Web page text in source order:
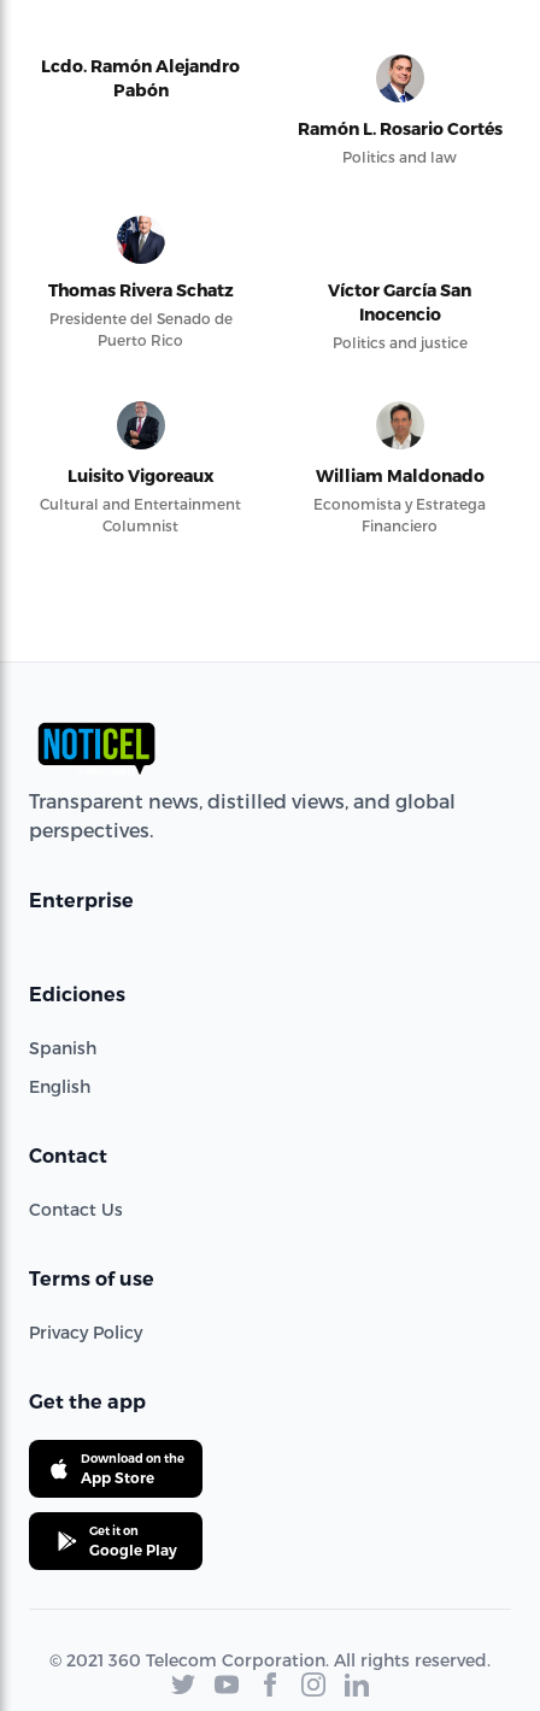
Lcdo. Ramón Alejandro
Pabón
Ramón L. Rosario Cortés
Politics and law
Thomas Rivera Schatz
Presidente del Senado de
Puerto Rico
Víctor García San
Inocencio
Politics and justice
Luisito Vigoreaux
Cultural and Entertainment
Columnist
William Maldonado
Economista y Estratega
Financiero
Transparent news, distilled views, and global
perspectives.
Enterprise
Ediciones
Spanish
English
Contact
Contact Us
Terms of use
Privacy Policy
Get the app
Download on the
App Store
Get it on
Google Play
© 2021 360 Telecom Corporation. All rights reserved.